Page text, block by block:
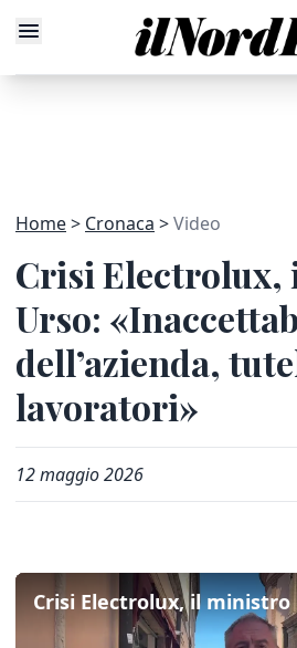
Home Cronaca Video
Crisi
Urso:
dell’azienda,
lavoratori»
12 maggio 2026